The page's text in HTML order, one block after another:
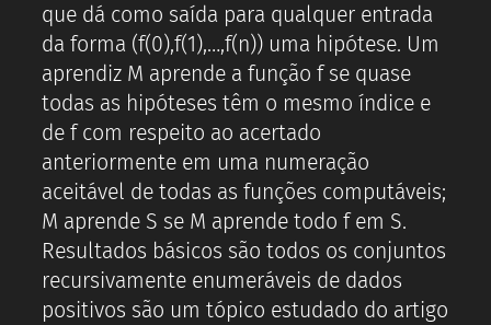
que dá como saída para qualquer entrada
da forma (f(0),f(1),…,f(n)) uma hipótese. Um
aprendiz M aprende a função f se quase
todas as hipóteses têm o mesmo índice e
de f com respeito ao acertado
anteriormente em uma numeração
aceitável de todas as funções computáveis;
M aprende S se M aprende todo f em S.
Resultados básicos são todos os conjuntos
recursivamente enumeráveis de dados
positivos são um tópico estudado do artigo